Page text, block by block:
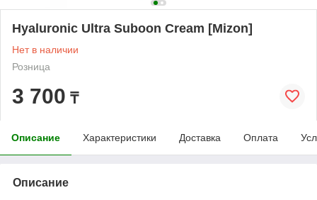
Hyaluronic Ultra Suboon Cream [Mizon]
Нет в наличии
Розница
3 700 ₸
Описание Характеристики Доставка Оплата
Описание